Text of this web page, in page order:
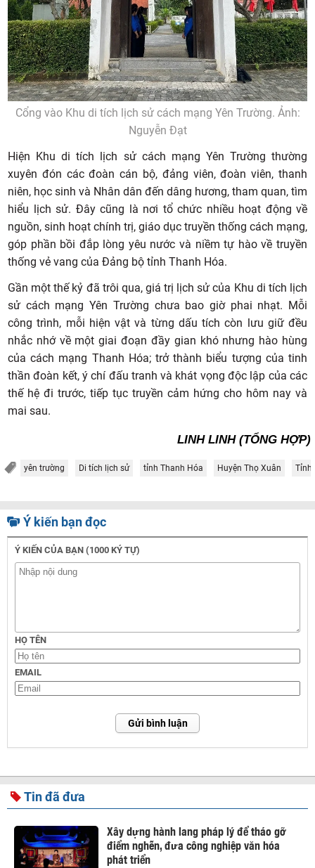
Cổng vào Khu di tích lịch sử cách mạng Yên Trường. Ảnh:
Nguyễn Đạt
Hiện Khu di tích lịch sử cách mạng Yên Trường thường
xuyên đón các đoàn cán bộ, đảng viên, đoàn viên, thanh
niên, học sinh và Nhân dân đến dâng hương, tham quan, tìm
hiểu lịch sử. Đây cũng là nơi tổ chức nhiều hoạt động về
nguồn, sinh hoạt chính trị, giáo dục truyền thống cách mạng,
góp phần bồi đắp lòng yêu nước và niềm tự hào về truyền
thống vẻ vang của Đảng bộ tỉnh Thanh Hóa.
Gần một thế kỷ đã trôi qua, giá trị lịch sử của Khu di tích lịch
sử cách mạng Yên Trường chưa bao giờ phai nhạt. Mỗi
công trình, mỗi hiện vật và từng dấu tích còn lưu giữ đều
nhắc nhớ về một giai đoạn đầy gian khó nhưng hào hùng
của cách mạng Thanh Hóa; trở thành biểu tượng của tinh
thần đoàn kết, ý chí đấu tranh và khát vọng độc lập của các
thế hệ đi trước, tiếp tục truyền cảm hứng cho hôm nay và
mai sau.
LINH LINH (TỔNG HỢP)
yên trường Di tích lịch sử tỉnh Thanh Hóa Huyện Thọ Xuân Tỉnh
Ý kiến bạn đọc
Ý KIẾN CỦA BẠN (1000 KÝ TỰ)
HỌ TÊN
EMAIL
Gửi bình luận
Tin đã đưa
Xây dựng hành lang pháp lý để tháo gỡ
điểm nghẽn, đưa công nghiệp văn hóa
phát triển